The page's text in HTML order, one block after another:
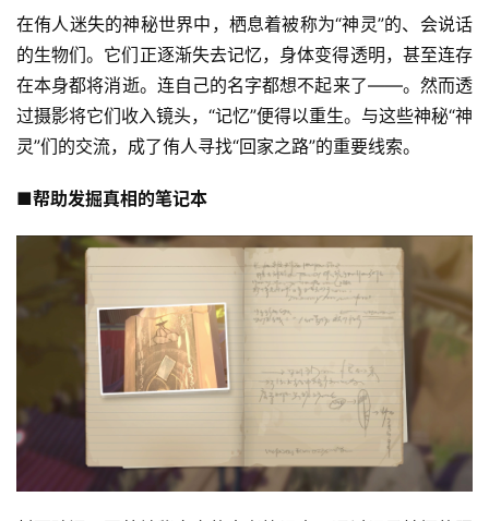
在侑人迷失的神秘世界中，栖息着被称为“神灵”的、会说话
的生物们。它们正逐渐失去记忆，身体变得透明，甚至连存
在本身都将消逝。连自己的名字都想不起来了——。然而透
过摄影将它们收入镜头，“记忆”便得以重生。与这些神秘“神
灵”们的交流，成了侑人寻找“回家之路”的重要线索。
■帮助发掘真相的笔记本